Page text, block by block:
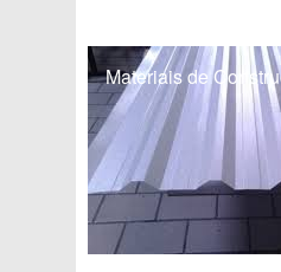
Materiais de